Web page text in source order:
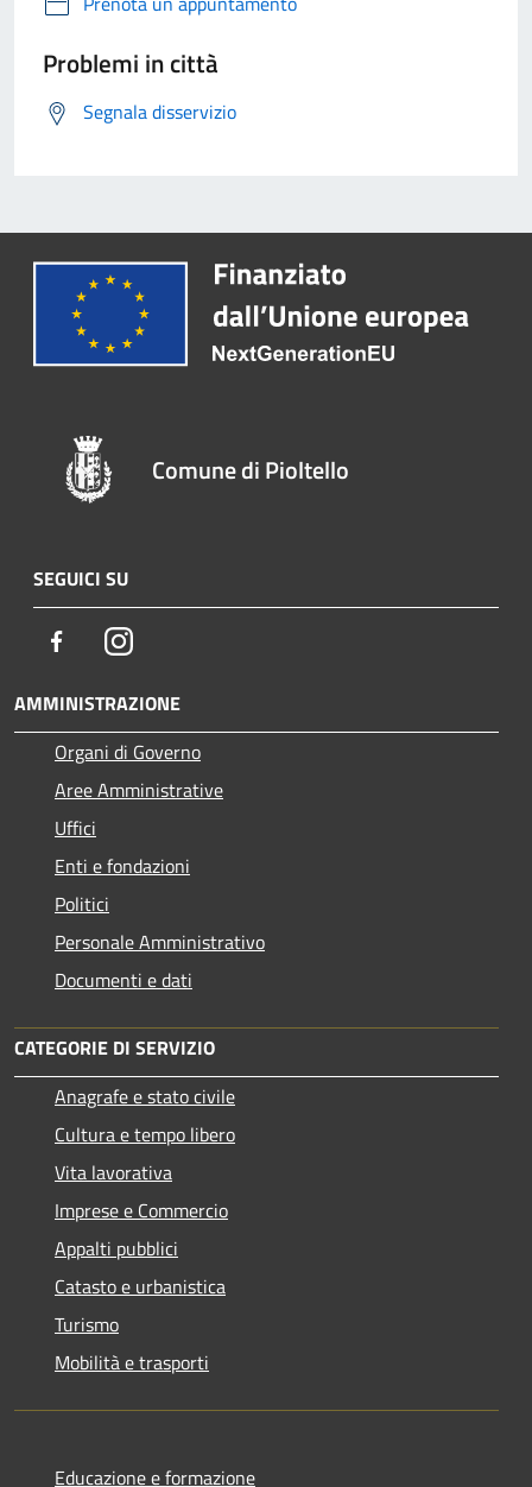
Problemi in città
Segnala disservizio
Comune di Pioltello
SEGUICI SU
FacebookInstagram
AMMINISTRAZIONE
Organi di Governo
Aree Amministrative
Uffici
Enti e fondazioni
Politici
Personale Amministrativo
Documenti e dati
CATEGORIE DI SERVIZIO
Anagrafe e stato civile
Cultura e tempo libero
Vita lavorativa
Imprese e Commercio
Appalti pubblici
Catasto e urbanistica
Turismo
Mobilità e trasporti
Educazione e formazione